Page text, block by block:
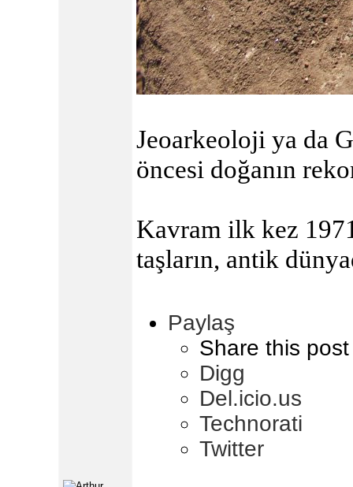
Jeoarkeoloji ya da
öncesi doğanın
Kavram ilk kez
taşların, antik
Paylaş
Share this
Digg
Del.icio.us
Technorati
Twitter